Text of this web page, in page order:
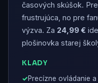
časových skúšok.
frustrujúca, no pre
výzva. Za 24,99 €
plošinovka starej
KLADY
Precízne ovládanie